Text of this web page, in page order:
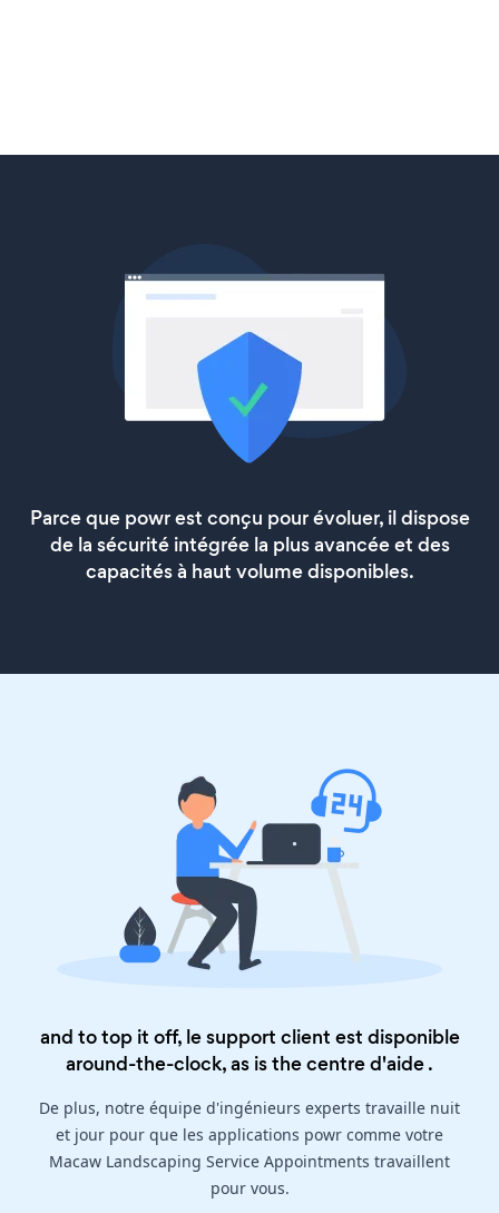
Parce que powr est conçu pour évoluer, il dispose
de la sécurité intégrée la plus avancée et des
capacités à haut volume disponibles.
and to top it off, le support client est disponible
around-the-clock, as is thecentre d'aide.
De plus, notre équipe d'ingénieurs experts travaille nuit
et jour pour que les applications powr comme votre
Macaw Landscaping Service Appointments travaillent
pour vous.